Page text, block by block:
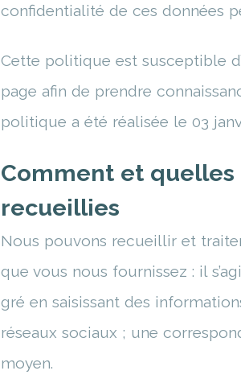
confidentialité de ces données
Cette politique est susceptible
page afin de prendre
politique a été réalisée le 03
Comment et
recueillies
Nous pouvons recueillir et
que vous nous fournissez : il
gré en saisissant des
réseaux sociaux ; une
moyen.